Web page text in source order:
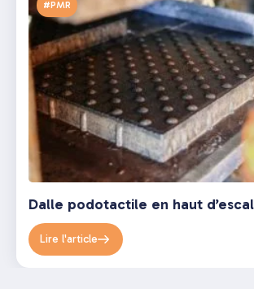
#PMR
Lire l'article